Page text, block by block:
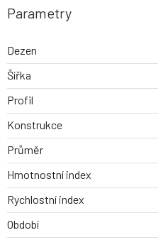
Parametry
Dezen
Šířka
Profil
Konstrukce
Průměr
Hmotnostní index
Rychlostní index
Období